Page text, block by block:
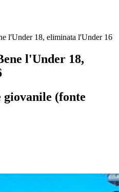
l'Under 18, eliminata l'Under 16
l'Under 18,
(fonte